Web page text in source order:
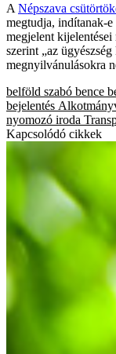
A Népszava
megtudja, indítanak-
megjelent
szerint „az
megnyilvánulásokra
belföld szabó bence
bejelentés
nyomozó iroda
Kapcsolódó cikkek